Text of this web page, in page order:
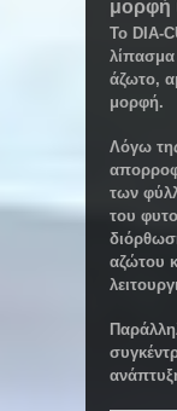
μορφή
Το DIA-
λίπασμα
άζωτο,
μορφή.
Λόγω
των
του
αζώτου